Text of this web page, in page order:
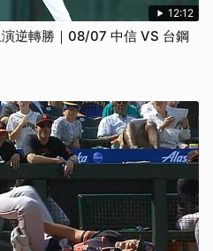
12:12
逆轉勝｜08/07 中信 VS 台鋼